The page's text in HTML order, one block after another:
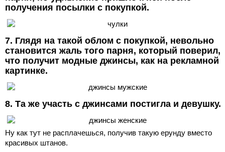
получения посылки с покупкой.
7. Глядя на такой облом с покупкой, невольно
становится жаль того парня, который поверил,
что получит модные джинсы, как на рекламной
картинке.
8. Та же участь с джинсами постигла и девушку.
Ну как тут не расплачешься, получив такую ерунду вместо
красивых штанов.